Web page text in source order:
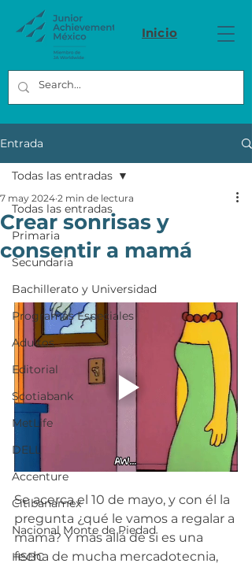
Inicio
Entrada
Todas las entradas
Primaria
Secundaria
Bachillerato y Universidad
Programas Especiales
Adultos
Editorial
Scotiabank
MetLife
DELL
Accenture
Citibanamex
Nacional Monte de Piedad
HSBC
Todas las entradas
Crear sonrisas y
consentir a mamá
7 may 2024 2 min de lectura
Se acerca el 10 de mayo, y con él la
pregunta ¿qué le vamos a regalar a
mamá? Y más allá de si es una
fecha de mucha mercadotecnia,